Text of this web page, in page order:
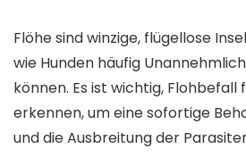
Flöhe sind winzige, flügellose
wie Hunden häufig
können. Es ist wichtig, Flohbefall
erkennen, um eine sofortige
und die Ausbreitung der